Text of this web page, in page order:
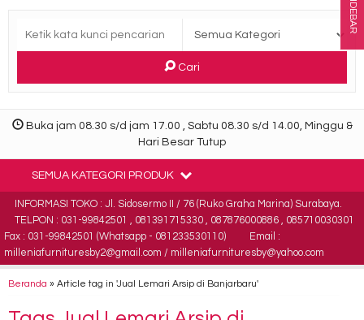
Cari
Buka jam 08.30 s/d jam 17.00 , Sabtu 08.30 s/d 14.00, Minggu &
Hari Besar Tutup
SEMUA KATEGORI PRODUK
INFORMASI TOKO : Jl. Sidosermo II / 76 (Ruko Graha Marina) Surabaya.
TELPON : 031-99842501 , 081391715330 , 087876000886 , 085710030301
Fax : 031-99842501 (Whatsapp - 081233530110)
Email :
milleniafurnituresby2@gmail.com / milleniafurnituresby@yahoo.com
Beranda » Article tag in 'Jual Lemari Arsip di Banjarbaru'
SIDEBAR